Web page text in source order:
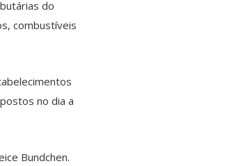
do
combustíveis
no dia a
Bundchen.